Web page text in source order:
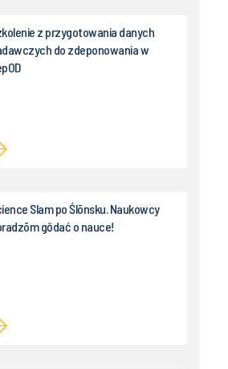
z przygotowania danych
do zdeponowania w
Slam po Ślōnsku. Naukowcy
gŏdać o nauce!